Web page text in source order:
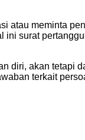
atau meminta
surat
diri, akan tetapi
terkait